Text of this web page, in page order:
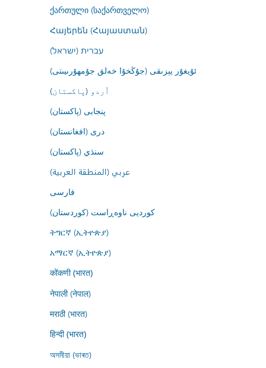
ქართული (საქართველო)
Հայերեն (Հայաստան)
עברית (ישראל)
ئۇيغۇر يېزىقى (جۇڭخۇا خەلق جۇمھۇرىيىتى)
اُردو (پاکستان)
پنجابی (پاکستان)
درى (افغانستان)
سنڌي (پاکستان)
عربي (المنطقة العربية)
فارسى
کوردیی ناوەڕاست (کوردستان)
ትግርኛ (ኢትዮጵያ)
አማርኛ (ኢትዮጵያ)
कोंकणी (भारत)
नेपाली (नेपाल)
मराठी (भारत)
हिन्दी (भारत)
অসমীয়া (ভাৰত)